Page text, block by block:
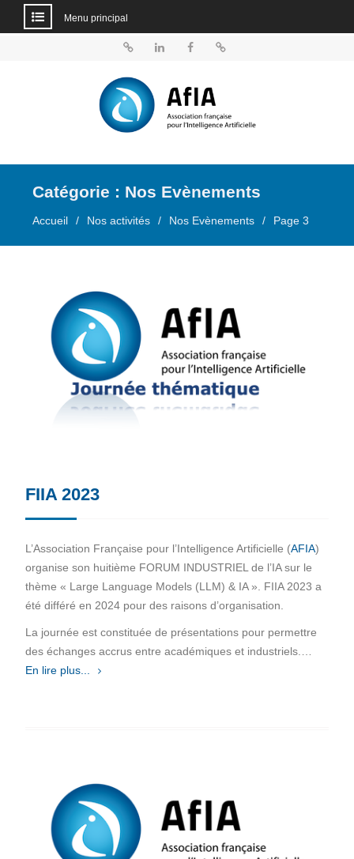
Menu principal
Catégorie : Nos Evènements
Accueil Nos activités Nos Evènements Page 3
FIIA 2023
L’Association Française pour l’Intelligence Artificielle (AFIA)
organise son huitième FORUM INDUSTRIEL de l’IA sur le
thème « Large Language Models (LLM) & IA ». FIIA 2023 a
été différé en 2024 pour des raisons d’organisation.
La journée est constituée de présentations pour permettre
des échanges accrus entre académiques et industriels.…
En lire plus...